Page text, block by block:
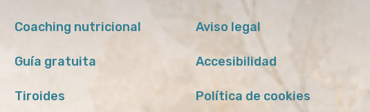
Coaching nutricional
Guía gratuita
Tiroides
Aviso legal
Accesibilidad
Política de cookies